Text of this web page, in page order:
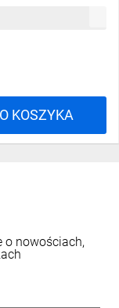
KOSZYKA
o nowościach,